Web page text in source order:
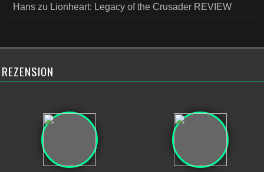
Hans zu Lionheart: Legacy of the Crusader REVIEW
REZENSION